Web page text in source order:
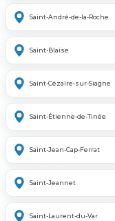
Saint-André-de-la-Roche
Saint-Blaise
Saint-Cézaire-sur-Siagne
Saint-Étienne-de-Tinée
Saint-Jean-Cap-Ferrat
Saint-Jeannet
Saint-Laurent-du-Var